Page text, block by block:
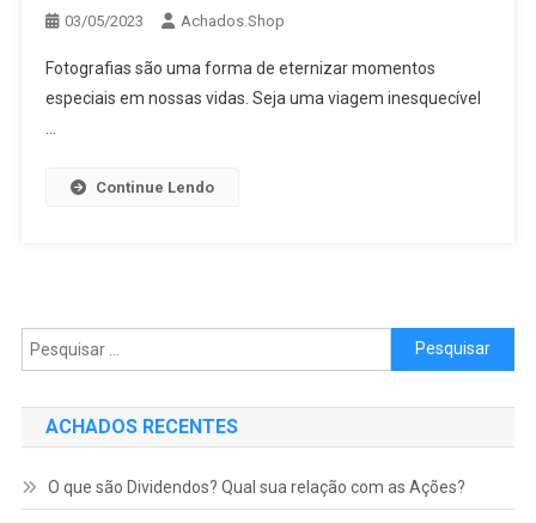
03/05/2023 Achados.Shop
Fotografias são uma forma de eternizar momentos
especiais em nossas vidas. Seja uma viagem inesquecível
Continue Lendo
Pesquisar por:
ACHADOS RECENTES
O que são Dividendos? Qual sua relação com as Ações?